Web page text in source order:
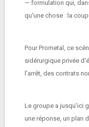
— formulation qui,
qu'une chose : la
Pour Prometal, ce
sidérurgique privée
l'arrêt, des contrats
Le groupe a jusqu'ici
une réponse, un plan